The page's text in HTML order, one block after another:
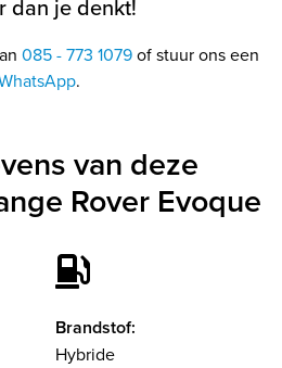
dan je denkt!
085 - 773 1079of stuur ons een
.
van deze
Rover Evoque
Brandstof:
Hybride